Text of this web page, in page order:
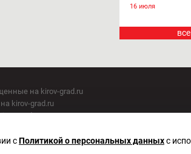
16 июля
на kirov-grad.ru
kirov-grad.ru
grad.ru
и массовых коммуникаций 20.07.2018.
сПолитикой о персональных данныхс